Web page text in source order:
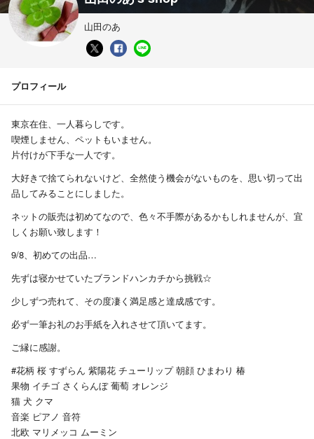
山田のあ
プロフィール
東京在住、一人暮らしです。
喫煙しません、ペットもいません。
片付けが下手な一人です。
大好きで捨てられないけど、全然使う機会がないものを、思い切って出
品してみることにしました。
ネットの販売は初めてなので、色々不手際があるかもしれませんが、宜
しくお願い致します！
9/8、初めての出品…
先ずは寝かせていたブランドハンカチから挑戦☆
少しずつ売れて、その度凄く満足感と達成感です。
必ず一筆お礼のお手紙を入れさせて頂いてます。
ご縁に感謝。
#花柄 桜 すずらん 紫陽花 チューリップ 朝顔 ひまわり 椿
果物 イチゴ さくらんぼ 葡萄 オレンジ
猫 犬 クマ
音楽 ピアノ 音符
北欧 マリメッコ ムーミン